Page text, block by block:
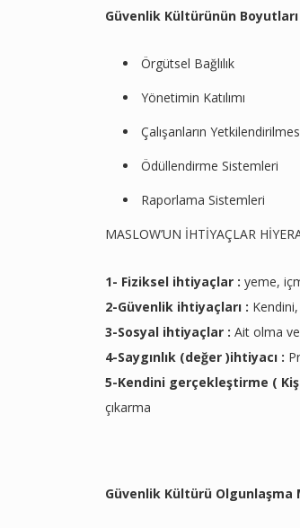
Güvenlik Kültürünün Boyutları
Örgütsel Bağlılık
Yönetimin Katılımı
Çalışanların
Ödüllendirme Sistemleri
Raporlama Sistemleri
MASLOW’UN İHTİYAÇLAR
1- Fiziksel ihtiyaçlar : yeme,
2-Güvenlik ihtiyaçları :
3-Sosyal ihtiyaçlar : Ait olma
4-Saygınlık (değer )ihtiyacı :
5-Kendini gerçekleştirme (
çıkarma
Güvenlik Kültürü Olgunlaşma